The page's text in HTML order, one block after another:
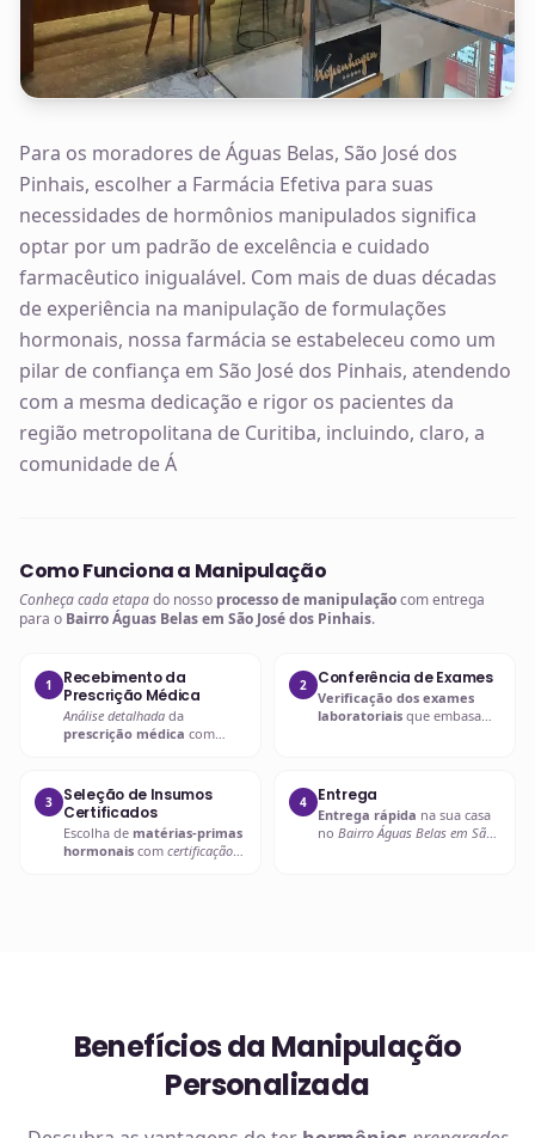
Para os moradores de Águas Belas, São José dos
Pinhais, escolher a Farmácia Efetiva para suas
necessidades de hormônios manipulados significa
optar por um padrão de excelência e cuidado
farmacêutico inigualável. Com mais de duas décadas
de experiência na manipulação de formulações
hormonais, nossa farmácia se estabeleceu como um
pilar de confiança em São José dos Pinhais, atendendo
com a mesma dedicação e rigor os pacientes da
região metropolitana de Curitiba, incluindo, claro, a
comunidade de Á
Como Funciona a Manipulação
Conheça cada etapado nosso processo de manipulaçãocom entrega
para o Bairro Águas Belas em São José dos Pinhais.
1
Recebimento da
Prescrição Médica
Análise detalhada da
prescrição médica com
2 Conferência de Exames
Verificação dos exames
laboratoriais que embasam
3
Seleção de Insumos
Certificados
Escolha de matérias-primas
hormonais com certificação
4 Entrega
Entrega rápida na sua casa
no Bairro Águas Belas em São
Benefícios da Manipulação
Personalizada